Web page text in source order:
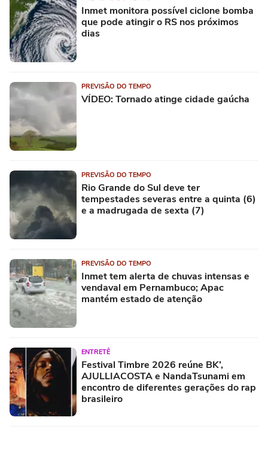
Inmet monitora possível ciclone bomba
que pode atingir o RS nos próximos
dias
PREVISÃO DO TEMPO
VÍDEO: Tornado atinge cidade gaúcha
PREVISÃO DO TEMPO
Rio Grande do Sul deve ter
tempestades severas entre a quinta (6)
e a madrugada de sexta (7)
PREVISÃO DO TEMPO
Inmet tem alerta de chuvas intensas e
vendaval em Pernambuco; Apac
mantém estado de atenção
ENTRETÊ
Festival Timbre 2026 reúne BK’,
AJULLIACOSTA e NandaTsunami em
encontro de diferentes gerações do rap
brasileiro